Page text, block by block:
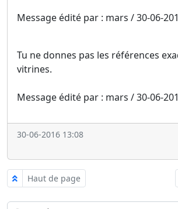
Message édité par : mars / 30-06-
Tu ne donnes pas les références
vitrines.
Message édité par : mars / 30-06-
30-06-2016 13:08
Haut de page